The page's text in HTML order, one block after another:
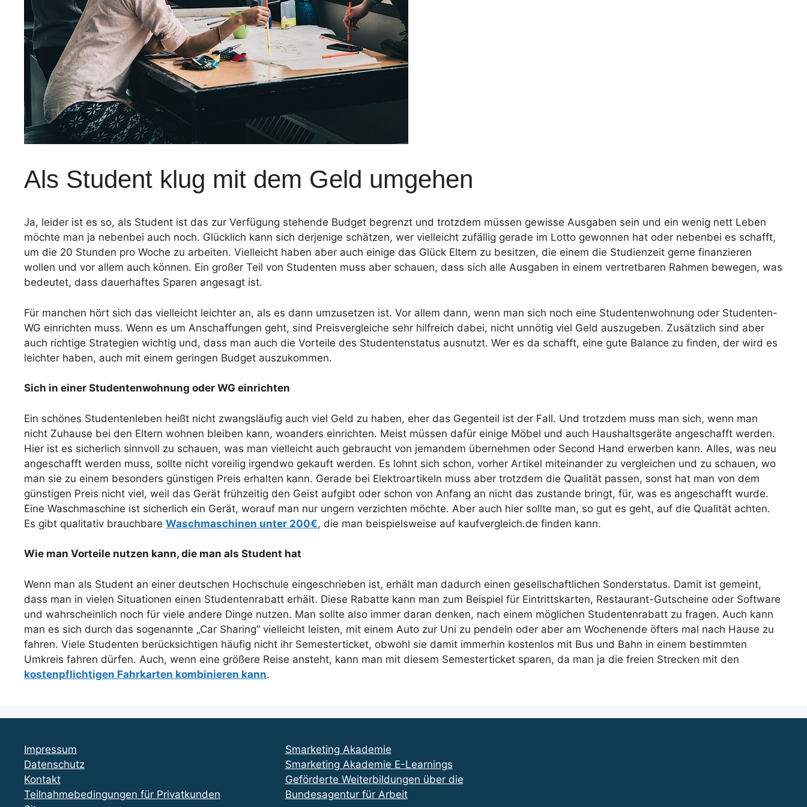
Als Student klug mit dem Geld umgehen
Ja, leider ist es so, als Student ist das zur Verfügung stehende Budget begrenzt und trotzdem müssen gewisse Ausgaben sein und ein wenig nett Leben
möchte man ja nebenbei auch noch. Glücklich kann sich derjenige schätzen, wer vielleicht zufällig gerade im Lotto gewonnen hat oder nebenbei es schafft,
um die 20 Stunden pro Woche zu arbeiten. Vielleicht haben aber auch einige das Glück Eltern zu besitzen, die einem die Studienzeit gerne finanzieren
wollen und vor allem auch können. Ein großer Teil von Studenten muss aber schauen, dass sich alle Ausgaben in einem vertretbaren Rahmen bewegen, was
bedeutet, dass dauerhaftes Sparen angesagt ist.
Für manchen hört sich das vielleicht leichter an, als es dann umzusetzen ist. Vor allem dann, wenn man sich noch eine Studentenwohnung oder Studenten-
WG einrichten muss. Wenn es um Anschaffungen geht, sind Preisvergleiche sehr hilfreich dabei, nicht unnötig viel Geld auszugeben. Zusätzlich sind aber
auch richtige Strategien wichtig und, dass man auch die Vorteile des Studentenstatus ausnutzt. Wer es da schafft, eine gute Balance zu finden, der wird es
leichter haben, auch mit einem geringen Budget auszukommen.
Sich in einer Studentenwohnung oder WG einrichten
Ein schönes Studentenleben heißt nicht zwangsläufig auch viel Geld zu haben, eher das Gegenteil ist der Fall. Und trotzdem muss man sich, wenn man
nicht Zuhause bei den Eltern wohnen bleiben kann, woanders einrichten. Meist müssen dafür einige Möbel und auch Haushaltsgeräte angeschafft werden.
Hier ist es sicherlich sinnvoll zu schauen, was man vielleicht auch gebraucht von jemandem übernehmen oder Second Hand erwerben kann. Alles, was neu
angeschafft werden muss, sollte nicht voreilig irgendwo gekauft werden. Es lohnt sich schon, vorher Artikel miteinander zu vergleichen und zu schauen, wo
man sie zu einem besonders günstigen Preis erhalten kann. Gerade bei Elektroartikeln muss aber trotzdem die Qualität passen, sonst hat man von dem
günstigen Preis nicht viel, weil das Gerät frühzeitig den Geist aufgibt oder schon von Anfang an nicht das zustande bringt, für, was es angeschafft wurde.
Eine Waschmaschine ist sicherlich ein Gerät, worauf man nur ungern verzichten möchte. Aber auch hier sollte man, so gut es geht, auf die Qualität achten.
Es gibt qualitativ brauchbare Waschmaschinen unter 200€, die man beispielsweise auf kaufvergleich.de finden kann.
Wie man Vorteile nutzen kann, die man als Student hat
Wenn man als Student an einer deutschen Hochschule eingeschrieben ist, erhält man dadurch einen gesellschaftlichen Sonderstatus. Damit ist gemeint,
dass man in vielen Situationen einen Studentenrabatt erhält. Diese Rabatte kann man zum Beispiel für Eintrittskarten, Restaurant-Gutscheine oder Software
und wahrscheinlich noch für viele andere Dinge nutzen. Man sollte also immer daran denken, nach einem möglichen Studentenrabatt zu fragen. Auch kann
man es sich durch das sogenannte „Car Sharing“ vielleicht leisten, mit einem Auto zur Uni zu pendeln oder aber am Wochenende öfters mal nach Hause zu
fahren. Viele Studenten berücksichtigen häufig nicht ihr Semesterticket, obwohl sie damit immerhin kostenlos mit Bus und Bahn in einem bestimmten
Umkreis fahren dürfen. Auch, wenn eine größere Reise ansteht, kann man mit diesem Semesterticket sparen, da man ja die freien Strecken mit den
kostenpflichtigen Fahrkarten kombinieren kann.
Impressum
Datenschutz
Kontakt
Teilnahmebedingungen für Privatkunden
Smarketing Akademie
Smarketing Akademie E-Learnings
Geförderte Weiterbildungen über die
Bundesagentur für Arbeit